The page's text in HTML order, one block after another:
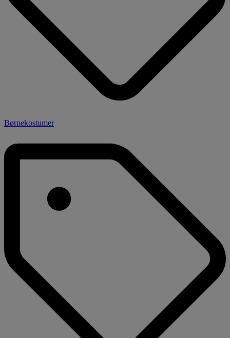
Børnekostumer